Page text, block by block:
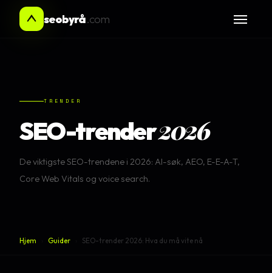
seobyrå.com
TRENDER
SEO-trender2026
De viktigste SEO-trendene i 2026: AI-søk, AEO, E-E-A-T,
Core Web Vitals og voice search.
Hjem Guider SEO-trender 2026: Hva du må vite nå